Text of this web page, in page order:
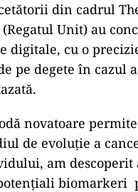
din cadrul
Unit) au
digitale, cu o
pe degete în cazul
novatoare
de evoluție a
am
biomarkeri